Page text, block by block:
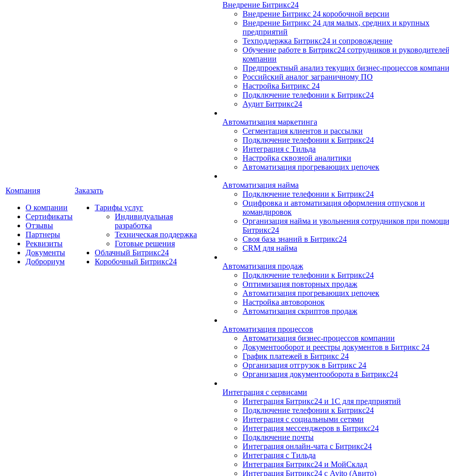
Компания
О компании
Сертификаты
Отзывы
Партнеры
Реквизиты
Документы
Доброриум
Заказать
Тарифы услуг
Индивидуальная
разработка
Техническая поддержка
Готовые решения
Облачный Битрикс24
Коробочный Битрикс24
Внедрение Битрикс24
Внедрение Битрикс 24 коробочной версии
Внедрение Битрикс 24 для малых, средних и крупных
предприятий
Техподдержка Битрикс24 и сопровождение
Обучение работе в Битрикс24 сотрудников и
компании
Предпроектный анализ текущих бизнес-процессов
Российский аналог заграничному ПО
Настройка Битрикс 24
Подключение телефонии к Битрикс24
Аудит Битрикс24
Автоматизация маркетинга
Сегментация клиентов и рассылки
Подключение телефонии к Битрикс24
Интеграция с Тильда
Настройка сквозной аналитики
Автоматизация прогревающих цепочек
Автоматизация найма
Подключение телефонии к Битрикс24
Оцифровка и автоматизация оформления отпусков и
командировок
Организация найма и увольнения сотрудников при помощи
Битрикс24
Своя база знаний в Битрикс24
CRM для найма
Автоматизация продаж
Подключение телефонии к Битрикс24
Оптимизация повторных продаж
Автоматизация прогревающих цепочек
Настройка автоворонок
Автоматизация скриптов продаж
Автоматизация процессов
Автоматизация бизнес-процессов компании
Документооборот и реестры документов в Битрикс 24
График платежей в Битрикс 24
Организация отгрузок в Битрикс 24
Организация документооборота в Битрикс24
Интеграция с сервисами
Интеграция Битрикс24 и 1С для предприятий
Подключение телефонии к Битрикс24
Интеграция с социальными сетями
Интеграция мессенджеров в Битрикс24
Подключение почты
Интеграция онлайн-чата с Битрикс24
Интеграция с Тильда
Интеграция Битрикс24 и МойСклад
Интеграция Битрикс24 с Avito (Авито)